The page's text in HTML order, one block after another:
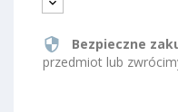
security Bezpieczne
przedmiot lub